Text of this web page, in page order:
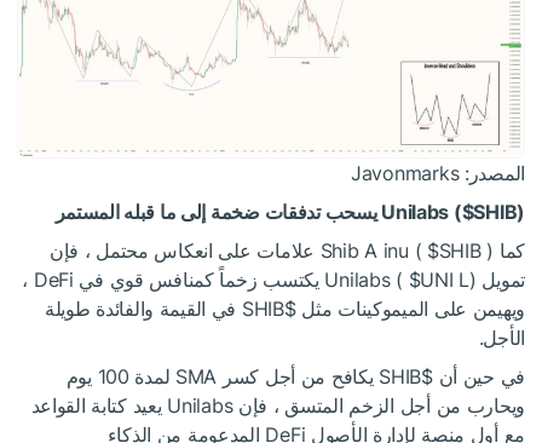
المصدر: Javonmarks
Unilabs ($SHIB) يسحب تدفقات ضخمة إلى ما قبله المستمر
كما Shib A inu (
$SHIB
) علامات على انعكاس محتمل ، فإن
تمويل Unilabs (
$UNI
L) يكتسب زخماً كمنافس قوي في DeFi ،
ويهيمن على الميموكينات مثل$SHIB
في القيمة والفائدة طويلة
الأجل.
في حين أن$SHIB
يكافح من أجل كسر SMA لمدة 100 يوم
ويحارب من أجل الزخم المتسق ، فإن Unilabs يعيد كتابة القواعد
مع أول منصة لإدارة الأصول DeFi المدعومة من الذكاء